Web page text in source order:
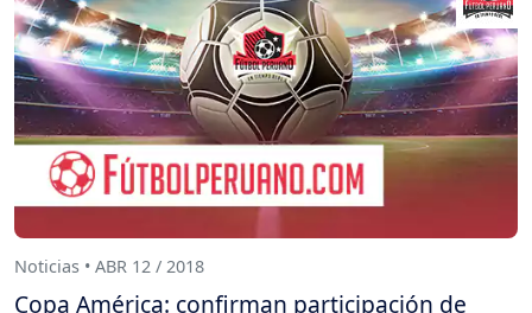
Noticias • ABR 12 / 2018
Copa América: confirman participación de